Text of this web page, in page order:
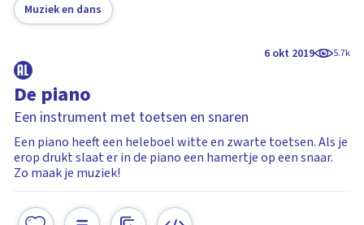
Muziek en dans
6 okt 2019 5.7k
De piano
Een instrument met toetsen en snaren
Een piano heeft een heleboel witte en zwarte toetsen. Als je
erop drukt slaat er in de piano een hamertje op een snaar.
Zo maak je muziek!